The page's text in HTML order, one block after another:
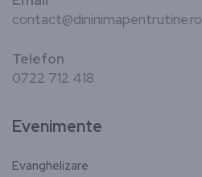
contact@dininimapentrutine.ro
Telefon
0722 712 418
Evenimente
Evanghelizare